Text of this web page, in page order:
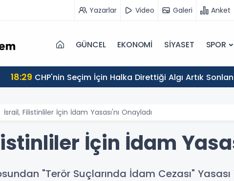
Yazarlar Video Galeri Anket
GÜNCEL EKONOMİ SİYASET SPOR
18:29 CHP'nin Seçim İçin Halka Direttiği Algı Artık
İsrail, Filistinliler İçin İdam Yasası'nı Onayladı
İçin İdam
"Terör Suçlarında İdam Cezası"